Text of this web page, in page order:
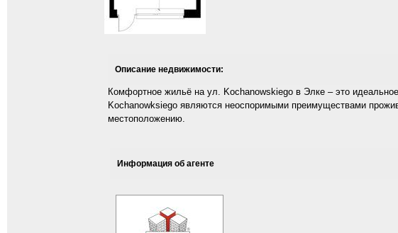
Описание недвижимости:
Комфортное жильё на ул. Kochanowskiego в Элке – это
Kochanowksiego являются неоспоримыми преимуществами
местоположению.
Информация об агенте